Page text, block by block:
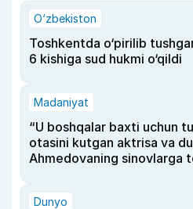
O‘zbekiston
Toshkentda o‘pirilib
6 kishiga sud hukmi o‘qildi
Madaniyat
“U boshqalar baxti uchun
otasini kutgan aktrisa va
Ahmedovaning sinovlarga
Dunyo